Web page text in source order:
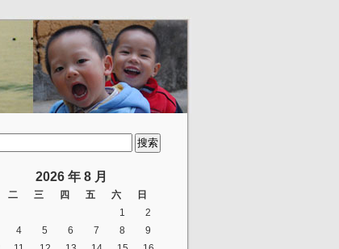
2026 年 8 月
二 三 四 五 六
日
1
2
4 5 6 7 8
9